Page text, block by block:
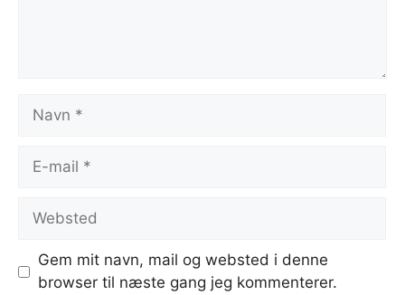
Navn
Websted
Gem mit navn, mail og websted i denne
browser til næste gang jeg kommenterer.